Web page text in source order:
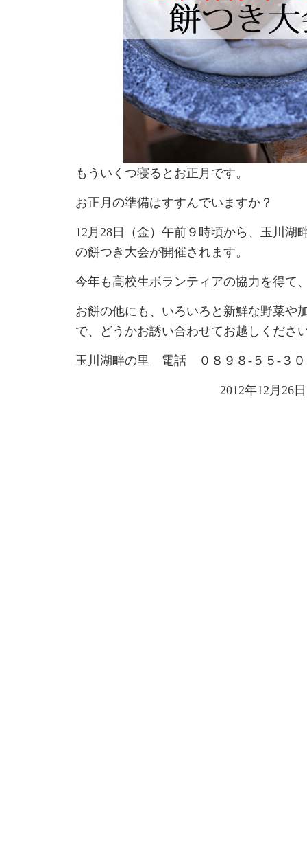
もういくつ寝るとお正月です。
お正月の準備はすすんでいますか？
12月28日（金）午前９時頃から、玉川湖
の餅つき大会が開催されます。
今年も高校生ボランティアの協力を得て
お餅の他にも、いろいろと新鮮な野菜や
で、どうかお誘い合わせてお越しくださ
玉川湖畔の里 電話 ０８９８-５５-３０
2012年12月26